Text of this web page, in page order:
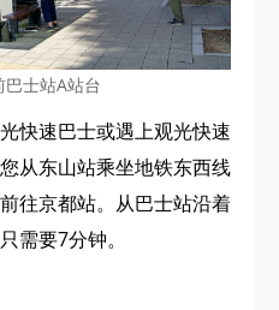
士站A站台
快速巴士或遇上观光快速
从东山站乘坐地铁东西线
往京都站。从巴士站沿着
需要7分钟。